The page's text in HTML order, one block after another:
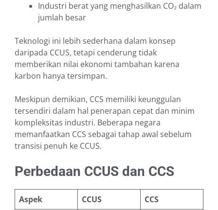
Industri berat yang menghasilkan CO₂ dalam
jumlah besar
Teknologi ini lebih sederhana dalam konsep
daripada CCUS, tetapi cenderung tidak
memberikan nilai ekonomi tambahan karena
karbon hanya tersimpan.
Meskipun demikian, CCS memiliki keunggulan
tersendiri dalam hal penerapan cepat dan minim
kompleksitas industri. Beberapa negara
memanfaatkan CCS sebagai tahap awal sebelum
transisi penuh ke CCUS.
Perbedaan CCUS dan CCS
Aspek CCUS CCS